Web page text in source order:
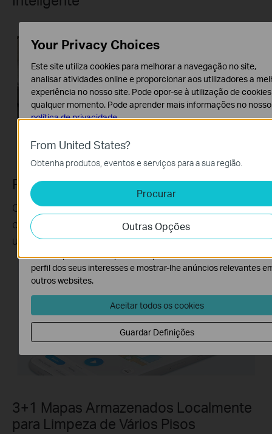
Paredes Virtuais e Zonas Proibidas
Configure áreas onde não quer que o robô entre,
como áreas de lazer para crianças ou quartos em
utilização.
3+1 Mapas Armazenados Localmente
para Limpeza de Vários Pisos
From United States?
Obtenha produtos, eventos e serviços para a sua região.
Procurar
Outras Opções
Your Privacy Choices
Este site utiliza cookies para melhorar a navegação no site,
analisar atividades online e proporcionar aos utilizadores a
experiência no nosso site. Pode opor-se à utilização de
qualquer momento. Pode aprender mais informações no nosso
política de privacidade.
Os cookies são necessários para o funcionamento do website
não podem ser desativados nos seus sistemas.
Cookies de Análise e Marketing
Os cookies de analise permite-nos analisar as suas atividades
nosso website para melhorar e ajustar a funcionalidade do
website.
O cookies de marketing podem ser definidos através do nosso
website pelos nossos parceiros publicitários de forma a criar
perfil dos seus interesses e mostrar-lhe anúncios relevantes
outros websites.
Aceitar todos os cookies
Guardar Definições